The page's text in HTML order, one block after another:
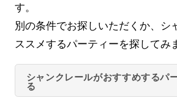
す。
別の条件でお探しいただくか、シ
ススメするパーティーを探してみ
シャンクレールがおすすめするパ
る